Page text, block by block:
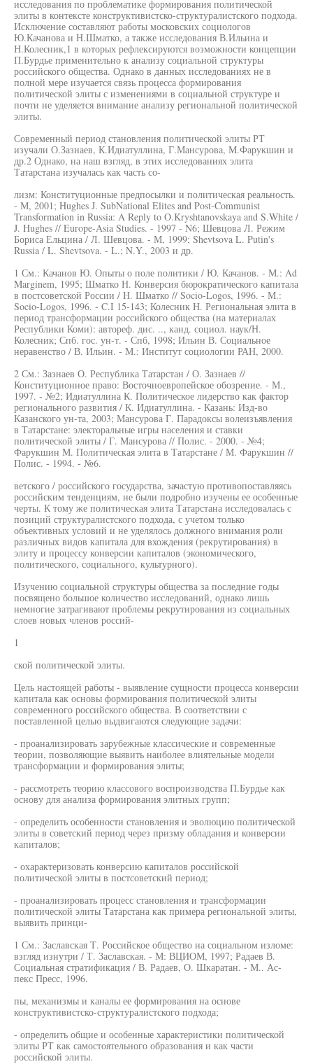
исследования по проблематике формирования политической
элиты в контексте конструктивистско-структуралистского подхода.
Исключение составляют работы московских социологов
Ю.Качанова и Н.Шматко, а также исследования В.Ильина и
Н.Колесник,1 в которых рефлексируются возможности концепции
П.Бурдье применительно к анализу социальной структуры
российского общества. Однако в данных исследованиях не в
полной мере изучается связь процесса формирования
политической элиты с изменениями в социальной структуре и
почти не уделяется внимание анализу региональной политической
элиты.
Современный период становления политической элиты РТ
изучали О.Зазнаев, К.Идиатуллина, Г.Мансурова, М.Фарукшин и
др.2 Однако, на наш взгляд, в этих исследованиях элита
Татарстана изучалась как часть со-
лизм: Конституционные предпосылки и политическая реальность.
- М, 2001; Hughes J. SubNational Elites and Post-Communist
Transformation in Russia: A Reply to O.Kryshtanovskaya and S.White /
J. Hughes // Europe-Asia Studies. - 1997 - N6; Шевцова Л. Режим
Бориса Ельцина / Л. Шевцова. - М, 1999; Shevtsova L. Putin's
Russia / L. Shevtsova. - L.; N.Y., 2003 и др.
1 См.: Качанов Ю. Опыты о поле политики / Ю. Качанов. - М.: Ad
Marginem, 1995; Шматко Н. Конверсия бюрократического капитала
в постсоветской России / Н. Шматко // Socio-Logos, 1996. - М.:
Socio-Logos, 1996. - C.I 15-143; Колесник Н. Региональная элита в
период трансформации российского общества (на материалах
Республики Коми): автореф. дис. .., канд. социол. наук/Н.
Колесник; Спб. гос. ун-т. - Спб, 1998; Ильин В. Социальное
неравенство / В. Ильин. - М.: Институт социологии РАН, 2000.
2 См.: Зазнаев О. Республика Татарстан / О. Зазнаев //
Конституционное право: Восточноевропейское обозрение. - М.,
1997. - №2; Идиатуллина К. Политическое лидерство как фактор
регионального развития / К. Идиатуллина. - Казань: Изд-во
Казанского ун-та, 2003; Мансурова Г. Парадоксы волеизъявления
в Татарстане: электоральные игры населения и ставки
политической элиты / Г. Мансурова // Полис. - 2000. - №4;
Фарукшин М. Политическая элита в Татарстане / М. Фарукшин //
Полис. - 1994. - №6.
ветского / российского государства, зачастую противопоставляясь
российским тенденциям, не были подробно изучены ее особенные
черты. К тому же политическая элита Татарстана исследовалась с
позиций структуралистского подхода, с учетом только
объективных условий и не уделялось должного внимания роли
различных видов капитала для вхождения (рекрутирования) в
элиту и процессу конверсии капиталов (экономического,
политического, социального, культурного).
Изучению социальной структуры общества за последние годы
посвящено большое количество исследований, однако лишь
немногие затрагивают проблемы рекрутирования из социальных
слоев новых членов россий-
1
ской политической элиты.
Цель настоящей работы - выявление сущности процесса конверсии
капитала как основы формирования политической элиты
современного российского общества. В соответствии с
поставленной целью выдвигаются следующие задачи:
- проанализировать зарубежные классические и современные
теории, позволяющие выявить наиболее влиятельные модели
трансформации и формирования элиты;
- рассмотреть теорию классового воспроизводства П.Бурдье как
основу для анализа формирования элитных групп;
- определить особенности становления и эволюцию политической
элиты в советский период через призму обладания и конверсии
капиталов;
- охарактеризовать конверсию капиталов российской
политической элиты в постсоветский период;
- проанализировать процесс становления и трансформации
политической элиты Татарстана как примера региональной элиты,
выявить принци-
1 См.: Заславская Т. Российское общество на социальном изломе:
взгляд изнутри / Т. Заславская. - М: ВЦИОМ, 1997; Радаев В.
Социальная стратификация / В. Радаев, О. Шкаратан. - М.. Ас-
пекс Пресс, 1996.
пы, механизмы и каналы ее формирования на основе
конструктивистско-структуралистского подхода;
- определить общие и особенные характеристики политической
элиты РТ как самостоятельного образования и как части
российской элиты.